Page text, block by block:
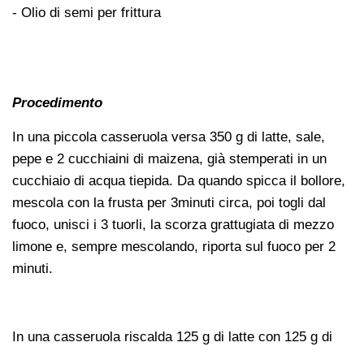
- Olio di semi per frittura
Procedimento
In una piccola casseruola versa 350 g di latte, sale,
pepe e 2 cucchiaini di maizena, già stemperati in un
cucchiaio di acqua tiepida. Da quando spicca il bollore,
mescola con la frusta per 3minuti circa, poi togli dal
fuoco, unisci i 3 tuorli, la scorza grattugiata di mezzo
limone e, sempre mescolando, riporta sul fuoco per 2
minuti.
In una casseruola riscalda 125 g di latte con 125 g di